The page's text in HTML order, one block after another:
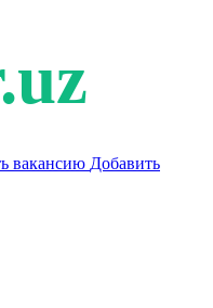
вакансию Добавить